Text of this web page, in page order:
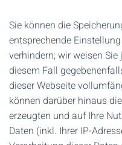
Sie können die
entsprechende
verhindern; wir weisen
diesem Fall
dieser Webseite
können darüber hinaus
erzeugten und auf Ihre
Daten (inkl. Ihrer IP-